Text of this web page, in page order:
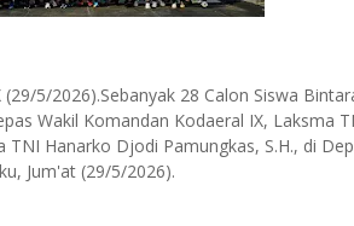
(29/5/2026).Sebanyak 28 Calon Siswa
Wakil Komandan Kodaeral IX, Laksma
TNI Hanarko Djodi Pamungkas, S.H., di
Jum'at (29/5/2026).